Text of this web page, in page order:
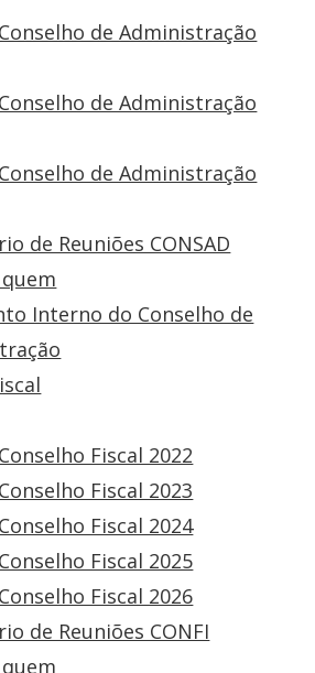
de Administração
de Administração
de Administração
de Reuniões CONSAD
Interno do Conselho de
Fiscal 2022
Fiscal 2023
Fiscal 2024
Fiscal 2025
Fiscal 2026
de Reuniões CONFI